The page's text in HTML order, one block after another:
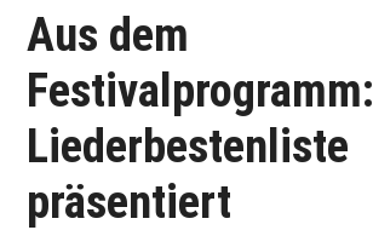
Aus dem
Festivalprogramm:
Liederbestenliste
präsentiert